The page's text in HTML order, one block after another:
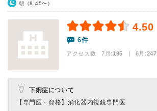
朝（8:45〜）
4.50
6件
アクセス数 7月:195 | 6月:247
下痢症について
【専門医・資格】 消化器内視鏡専門医